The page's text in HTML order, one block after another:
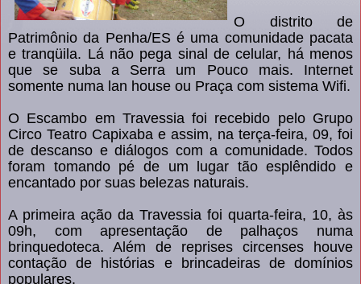
O distrito de
Patrimônio da Penha/ES é uma comunidade pacata
e tranqüila. Lá não pega sinal de celular, há menos
que se suba a Serra um Pouco mais. Internet
somente numa lan house ou Praça com sistema Wifi.
O Escambo em Travessia foi recebido pelo Grupo
Circo Teatro Capixaba e assim, na terça-feira, 09, foi
de descanso e diálogos com a comunidade. Todos
foram tomando pé de um lugar tão esplêndido e
encantado por suas belezas naturais.
A primeira ação da Travessia foi quarta-feira, 10, às
09h, com apresentação de palhaços numa
brinquedoteca. Além de reprises circenses houve
contação de histórias e brincadeiras de domínios
populares.